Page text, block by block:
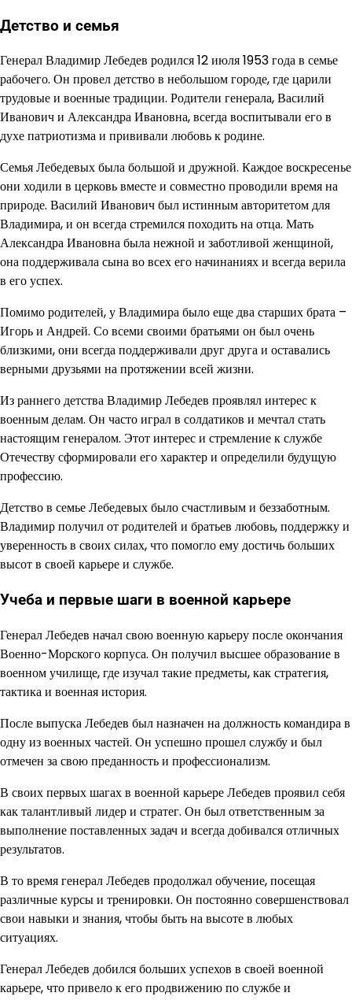
Детство и семья
Генерал Владимир Лебедев родился 12 июля 1953 года в семье
рабочего. Он провел детство в небольшом городе, где царили
трудовые и военные традиции. Родители генерала, Василий
Иванович и Александра Ивановна, всегда воспитывали его в
духе патриотизма и прививали любовь к родине.
Семья Лебедевых была большой и дружной. Каждое воскресенье
они ходили в церковь вместе и совместно проводили время на
природе. Василий Иванович был истинным авторитетом для
Владимира, и он всегда стремился походить на отца. Мать
Александра Ивановна была нежной и заботливой женщиной,
она поддерживала сына во всех его начинаниях и всегда верила
в его успех.
Помимо родителей, у Владимира было еще два старших брата –
Игорь и Андрей. Со всеми своими братьями он был очень
близкими, они всегда поддерживали друг друга и оставались
верными друзьями на протяжении всей жизни.
Из раннего детства Владимир Лебедев проявлял интерес к
военным делам. Он часто играл в солдатиков и мечтал стать
настоящим генералом. Этот интерес и стремление к службе
Отечеству сформировали его характер и определили будущую
профессию.
Детство в семье Лебедевых было счастливым и беззаботным.
Владимир получил от родителей и братьев любовь, поддержку и
уверенность в своих силах, что помогло ему достичь больших
высот в своей карьере и службе.
Учеба и первые шаги в военной карьере
Генерал Лебедев начал свою военную карьеру после окончания
Военно-Морского корпуса. Он получил высшее образование в
военном училище, где изучал такие предметы, как стратегия,
тактика и военная история.
После выпуска Лебедев был назначен на должность командира в
одну из военных частей. Он успешно прошел службу и был
отмечен за свою преданность и профессионализм.
В своих первых шагах в военной карьере Лебедев проявил себя
как талантливый лидер и стратег. Он был ответственным за
выполнение поставленных задач и всегда добивался отличных
результатов.
В то время генерал Лебедев продолжал обучение, посещая
различные курсы и тренировки. Он постоянно совершенствовал
свои навыки и знания, чтобы быть на высоте в любых
ситуациях.
Генерал Лебедев добился больших успехов в своей военной
карьере, что привело к его продвижению по службе и